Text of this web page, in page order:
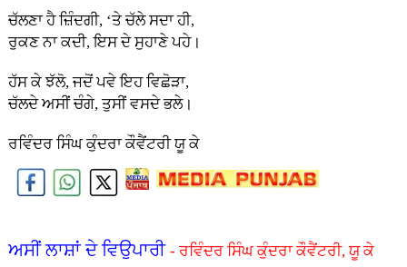
ਚੱਲਣਾ ਹੈ ਜ਼ਿੰਦਗੀ, ‘ਤੇ ਚੱਲੇ ਸਦਾ ਹੀ,
ਰੁਕਣ ਨਾ ਕਦੀ, ਇਸ ਦੇ ਸੁਹਾਣੇ ਪਹੇ।
ਹੱਸ ਕੇ ਝੱਲੋ, ਜਦੋਂ ਪਵੇ ਇਹ ਵਿਛੋੜਾ,
ਚੱਲਦੇ ਅਸੀਂ ਚੰਗੇ, ਤੁਸੀਂ ਵਸਦੇ ਭਲੇ।
ਰਵਿੰਦਰ ਸਿੰਘ ਕੁੰਦਰਾ ਕੌਵੈਂਟਰੀ ਯੂ ਕੇ
ਅਸੀਂ ਲਾਸ਼ਾਂ ਦੇ ਵਿਉਪਾਰੀ - ਰਵਿੰਦਰ ਸਿੰਘ ਕੁੰਦਰਾ ਕੌਵੈਂਟਰੀ, ਯੂ ਕੇ